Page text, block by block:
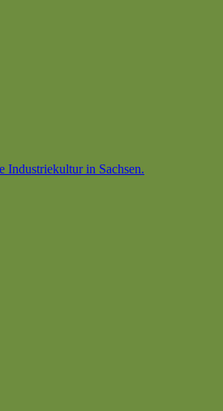
Industriekultur in Sachsen.